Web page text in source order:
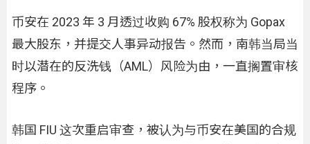
币安在 2023 年 3 月透过收购 67% 股权称为 Gopax
最大股东，并提交人事异动报告。然而，南韩当局当
时以潜在的反洗钱（AML）风险为由，一直搁置审核
程序。
韩国 FIU 这次重启审查，被认为与币安在美国的合规